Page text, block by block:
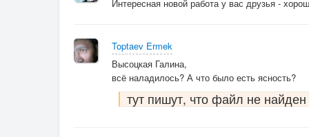
Интересная новой работа у вас друзья -
Toptaev Ermek
Высоцкая Галина,
всё наладилось? А что было есть ясность?
тут пишут, что файл не найден